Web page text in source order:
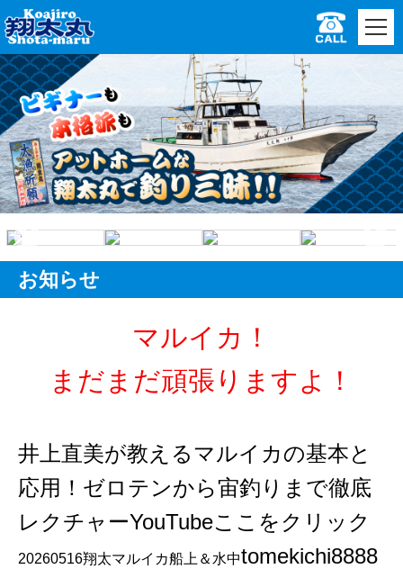
お知らせ
マルイカ！
まだまだ頑張りますよ！
井上直美が教えるマルイカの基本と
応用！ゼロテンから宙釣りまで徹底
レクチャーYouTubeここをクリック
20260516翔太マルイカ船上＆水中tomekichi8888